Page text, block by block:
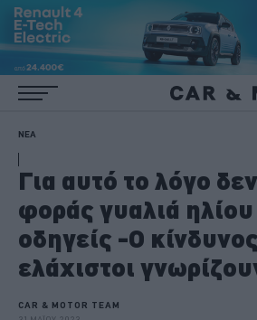
ΝΕΑ
Για αυτό το λόγο
φοράς γυαλιά
οδηγείς -Ο
ελάχιστοι
CAR & MOTOR TEAM